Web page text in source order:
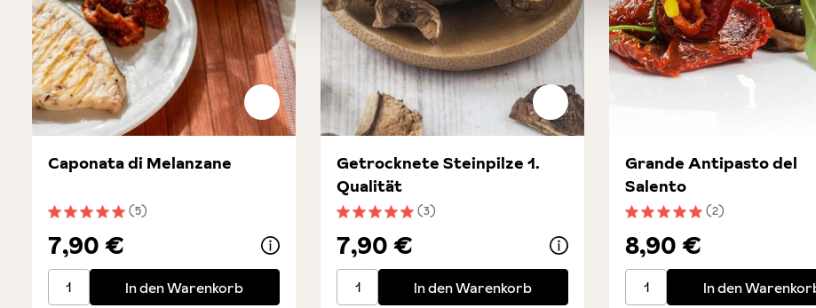
Durchschnittliche Bewertung von 5 von 5 Sternen
(5)
Caponata di Melanzane
7,90 €
Caponata di Melanzane
In den Warenkorb
Durchschnittliche Bewertung von 5 von 5 Sternen
(3)
Getrocknete Steinpilze 1.
Qualität
7,90 €
Getrocknete Steinpilze 1. Qualität
In den Warenkorb
Durchschnittliche
(2)
Grande Antipasto del
Salento
8,90 €
Grande Antipasto del Salento
In den